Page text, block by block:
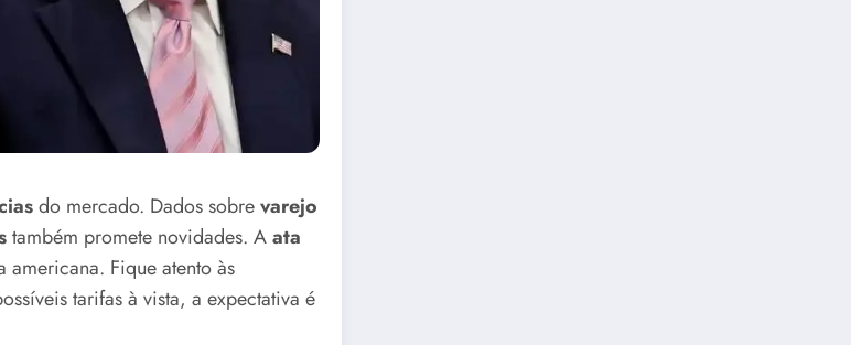
do mercado. Dados sobrevarejo
também promete novidades. Aata
Fique atento às
tarifas à vista, a expectativa é